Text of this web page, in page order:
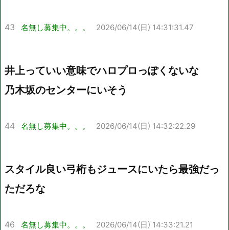
43 名無し募集中。。。 2026/06/14(日) 14:31:31.47
井上っていい意味でハロプロっぽくないな
乃木坂のセンターにいそう
44 名無し募集中。。。 2026/06/14(日) 14:32:22.29
スタイル良い弓桁もジュースにいたら最強だっ
ただろな
46 名無し募集中。。。 2026/06/14(日) 14:33:21.21